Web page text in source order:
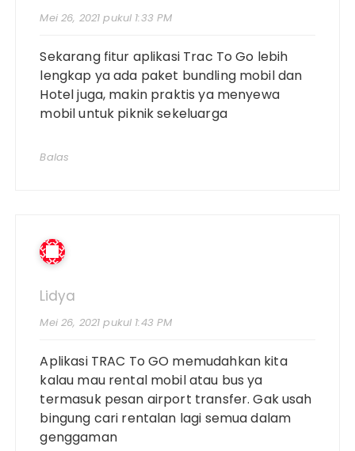
Mei 26, 2021 pukul 1:33 PM
Sekarang fitur aplikasi Trac To Go lebih
lengkap ya ada paket bundling mobil dan
Hotel juga, makin praktis ya menyewa
mobil untuk piknik sekeluarga
Balas
Lidya
Mei 26, 2021 pukul 1:43 PM
Aplikasi TRAC To GO memudahkan kita
kalau mau rental mobil atau bus ya
termasuk pesan airport transfer. Gak usah
bingung cari rentalan lagi semua dalam
genggaman